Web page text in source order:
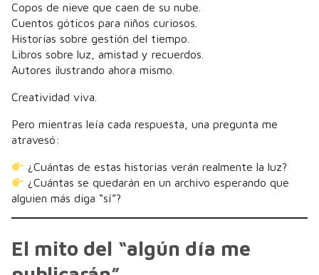
Copos de nieve que caen de su nube.
Cuentos góticos para niños curiosos.
Historias sobre gestión del tiempo.
Libros sobre luz, amistad y recuerdos.
Autores ilustrando ahora mismo.
Creatividad viva.
Pero mientras leía cada respuesta, una pregunta me
atravesó:
¿Cuántas de estas historias verán realmente la luz?
¿Cuántas se quedarán en un archivo esperando que
alguien más diga “sí”?
El mito del “algún día me